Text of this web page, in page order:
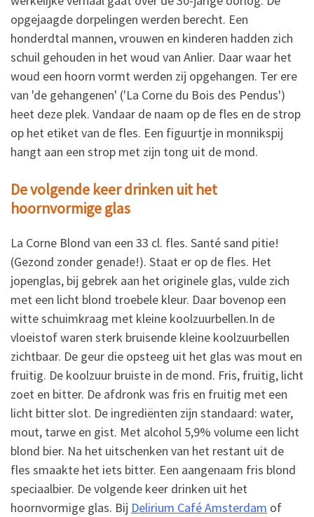
opgejaagde dorpelingen werden berecht. Een
honderdtal mannen, vrouwen en kinderen hadden zich
schuil gehouden in het woud van Anlier. Daar waar het
woud een hoorn vormt werden zij opgehangen. Ter ere
van 'de gehangenen' ('La Corne du Bois des Pendus')
heet deze plek. Vandaar de naam op de fles en de strop
op het etiket van de fles. Een figuurtje in monnikspij
hangt aan een strop met zijn tong uit de mond.
De volgende keer drinken uit het
hoornvormige glas
La Corne Blond van een 33 cl. fles. Santé sand pitie!
(Gezond zonder genade!). Staat er op de fles. Het
jopenglas, bij gebrek aan het originele glas, vulde zich
met een licht blond troebele kleur. Daar bovenop een
witte schuimkraag met kleine koolzuurbellen.In de
vloeistof waren sterk bruisende kleine koolzuurbellen
zichtbaar. De geur die opsteeg uit het glas was mout en
fruitig. De koolzuur bruiste in de mond. Fris, fruitig, licht
zoet en bitter. De afdronk was fris en fruitig met een
licht bitter slot. De ingrediënten zijn standaard: water,
mout, tarwe en gist. Met alcohol 5,9% volume een licht
blond bier. Na het uitschenken van het restant uit de
fles smaakte het iets bitter. Een aangenaam fris blond
speciaalbier. De volgende keer drinken uit het
hoornvormige glas. Bij Delirium Café Amsterdam of